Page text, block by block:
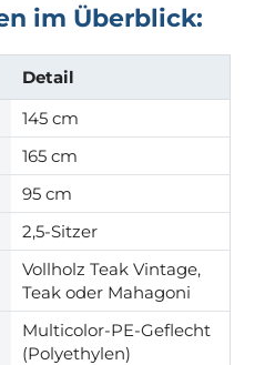
im Überblick:
Detail
145 cm
165 cm
95 cm
2,5-Sitzer
Vollholz Teak Vintage,
Teak oder Mahagoni
Multicolor-PE-Geflecht
(Polyethylen)